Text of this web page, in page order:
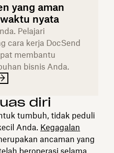
yang aman
nyata
Pelajari
cara kerja DocSend
membantu
bisnis Anda.
diri
tumbuh, tidak peduli
Anda. Kegagalan
ancaman yang
beroperasi selama